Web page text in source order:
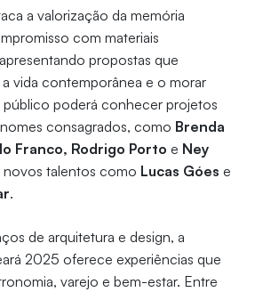
a valorização da memória
com materiais
propostas que
vida contemporânea e o morar
público poderá conhecer projetos
consagrados, como Brenda
Franco, Rodrigo Porto e Ney
novos talentos como Lucas Góes e
.
de arquitetura e design, a
2025 oferece experiências que
varejo e bem-estar. Entre